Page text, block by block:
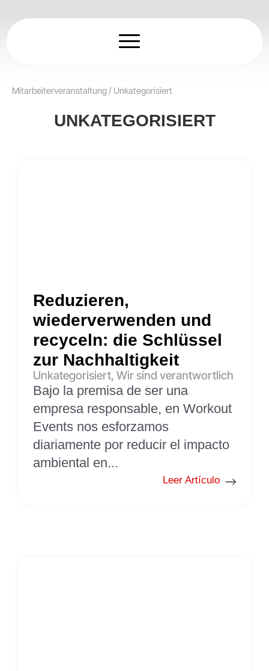
Inhalt
Mitarbeiterveranstaltung/ Unkategorisiert
UNKATEGORISIERT
Reduzieren,
wiederverwenden und
recyceln: die Schlüssel
zur Nachhaltigkeit
Unkategorisiert, Wir sind verantwortlich
Bajo la premisa de ser una
empresa responsable, en Workout
Events nos esforzamos
diariamente por reducir el impacto
ambiental en...
Leer Artículo